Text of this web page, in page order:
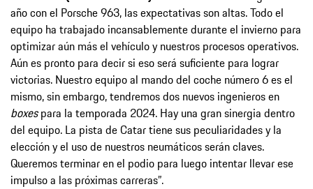
año con el Porsche 963, las expectativas son altas. Todo el
equipo ha trabajado incansablemente durante el invierno para
optimizar aún más el vehículo y nuestros procesos operativos.
Aún es pronto para decir si eso será suficiente para lograr
victorias. Nuestro equipo al mando del coche número 6 es el
mismo, sin embargo, tendremos dos nuevos ingenieros en
boxespara la temporada 2024. Hay una gran sinergia dentro
del equipo. La pista de Catar tiene sus peculiaridades y la
elección y el uso de nuestros neumáticos serán claves.
Queremos terminar en el podio para luego intentar llevar ese
impulso a las próximas carreras”.